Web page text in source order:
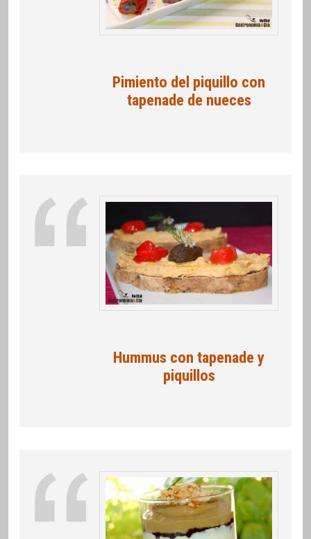
Pimiento del piquillo con
tapenade de nueces
Hummus con tapenade y
piquillos